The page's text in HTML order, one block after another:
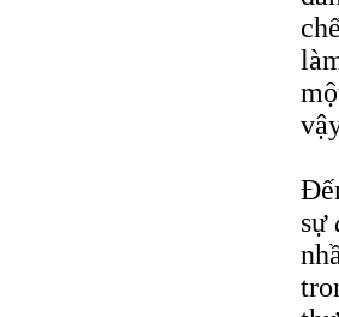
sự